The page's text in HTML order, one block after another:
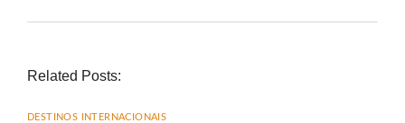
Related Posts:
DESTINOS INTERNACIONAIS